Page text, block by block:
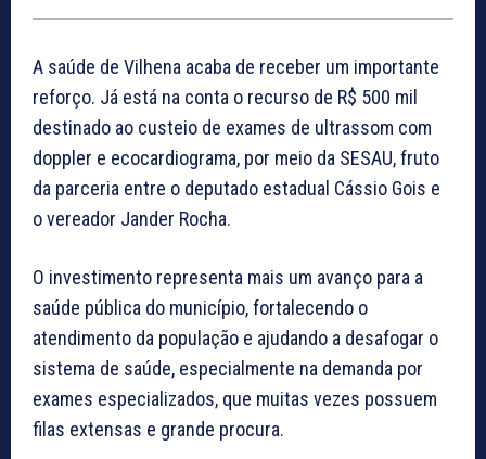
A saúde de Vilhena acaba de receber um importante
reforço. Já está na conta o recurso de R$ 500 mil
destinado ao custeio de exames de ultrassom com
doppler e ecocardiograma, por meio da SESAU, fruto
da parceria entre o deputado estadual Cássio Gois e
o vereador Jander Rocha.
O investimento representa mais um avanço para a
saúde pública do município, fortalecendo o
atendimento da população e ajudando a desafogar o
sistema de saúde, especialmente na demanda por
exames especializados, que muitas vezes possuem
filas extensas e grande procura.